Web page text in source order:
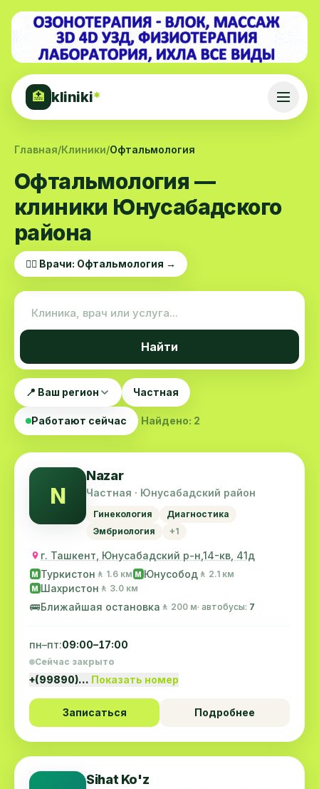
🏥 kliniki*
Главная/Клиники/Офтальмология
Офтальмология —
клиники Юнусабадского
района
👨‍⚕️ Врачи: Офтальмология →
Найти
📍 Ваш регион Частная
Работают сейчас Найдено: 2
N
Nazar
Частная · Юнусабадский район
Гинекология
Диагностика
Эмбриология
+1
г. Ташкент, Юнусабадский р-н,14-кв, 41д
M Туркистон 🚶 1.6 км M Юнусобод 🚶 2.1 км
M Шахристон 🚶 3.0 км
🚌Ближайшая остановка 🚶 200 м· автобусы: 7
пн–пт:09:00–17:00
Сейчас закрыто
+(99890)… Показать номер
Записаться Подробнее
Sihat Ko'z